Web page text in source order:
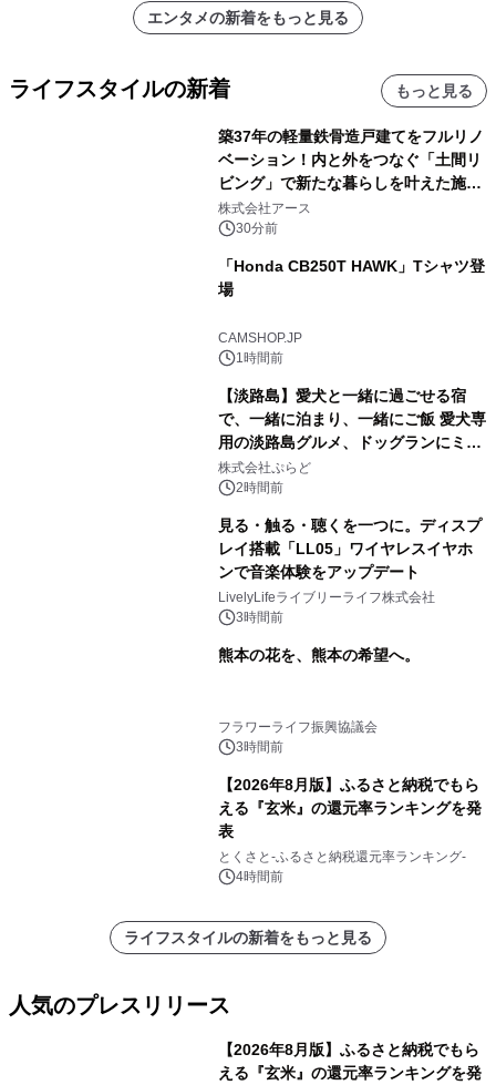
エンタメの新着をもっと見る
ライフスタイルの新着 もっと見る
築37年の軽量鉄骨造戸建てをフルリノ
ベーション！内と外をつなぐ「土間リ
ビング」で新たな暮らしを叶えた施工
事例を株式会社アースが公開
株式会社アース
30分前
「Honda CB250T HAWK」Tシャツ登
場
CAMSHOP.JP
1時間前
【淡路島】愛犬と一緒に過ごせる宿
で、一緒に泊まり、一緒にご飯 愛犬専
用の淡路島グルメ、ドッグランにミニ
プール グランピングとトレーラーハウ
スの2施設で
株式会社ぷらど
2時間前
見る・触る・聴くを一つに。ディスプ
レイ搭載「LL05」ワイヤレスイヤホ
ンで音楽体験をアップデート
LivelyLifeライブリーライフ株式会社
3時間前
熊本の花を、熊本の希望へ。
フラワーライフ振興協議会
3時間前
【2026年8月版】ふるさと納税でもら
える『玄米』の還元率ランキングを発
表
とくさと-ふるさと納税還元率ランキング-
4時間前
ライフスタイルの新着をもっと見る
人気のプレスリリース
【2026年8月版】ふるさと納税でもら
える『玄米』の還元率ランキングを発